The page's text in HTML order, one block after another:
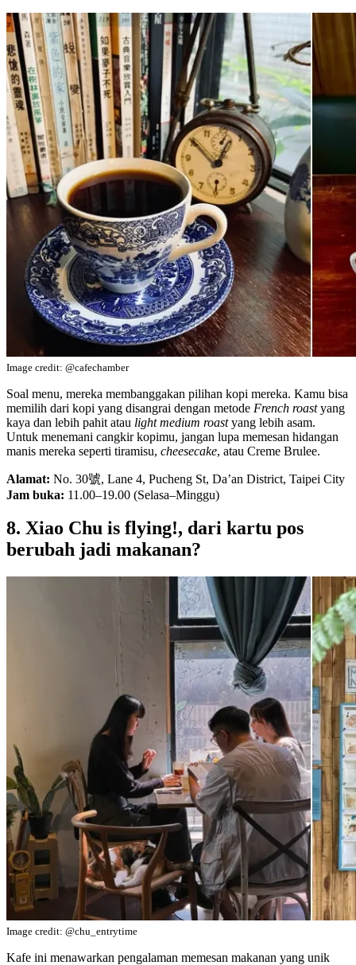
Image credit: @cafechamber
Soal menu, mereka membanggakan pilihan kopi mereka. Kamu bisa
memilih dari kopi yang disangrai dengan metode French roastyang
kaya dan lebih pahit atau light medium roastyang lebih asam.
Untuk menemani cangkir kopimu, jangan lupa memesan hidangan
manis mereka seperti tiramisu, cheesecake, atau Creme Brulee.
Alamat: No. 30號, Lane 4, Pucheng St, Da’an District, Taipei City
Jam buka: 11.00–19.00 (Selasa–Minggu)
8. Xiao Chu is flying!, dari kartu pos
berubah jadi makanan?
Image credit: @chu_entrytime
Kafe ini menawarkan pengalaman memesan makanan yang unik